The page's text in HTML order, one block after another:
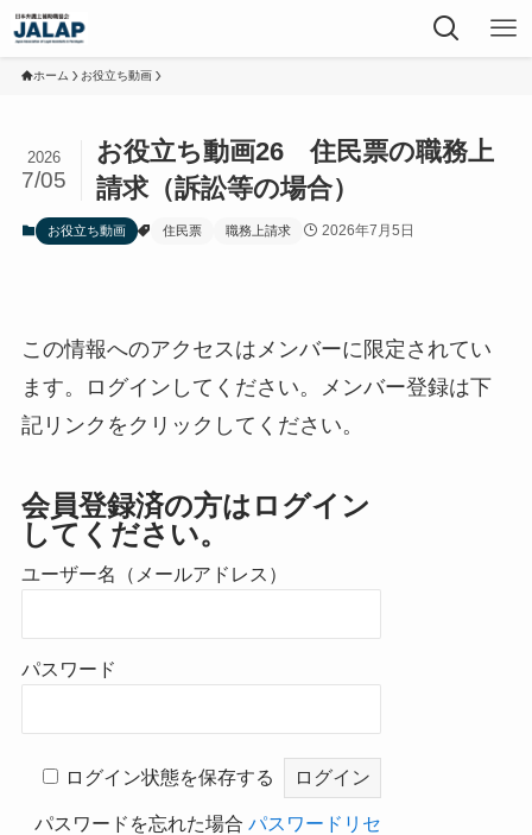
ホーム お役立ち動画
お役立ち動画26 住民票の職務上
請求（訴訟等の場合）
2026
7/05
お役立ち動画 住民票 職務上請求 2026年7月5日
この情報へのアクセスはメンバーに限定されてい
ます。ログインしてください。メンバー登録は下
記リンクをクリックしてください。
会員登録済の方はログイン
してください。
ユーザー名（メールアドレス）
パスワード
ログイン状態を保存する
パスワードを忘れた場合 パスワードリセ